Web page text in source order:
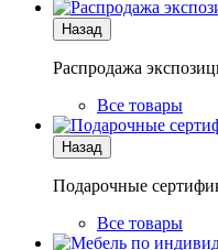
Назад
Распродажа
Все товары
Назад
Подарочные
Все товары